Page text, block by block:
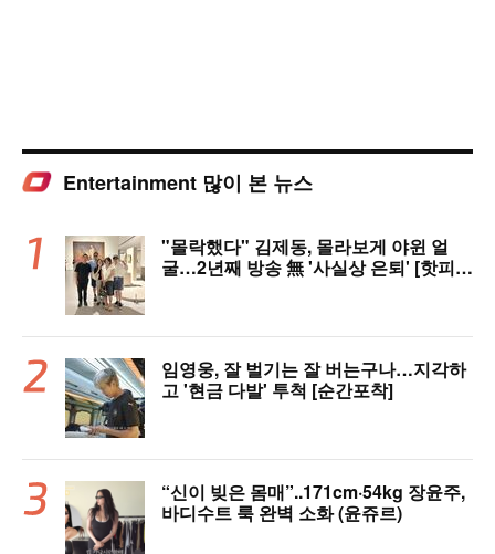
Entertainment 많이 본 뉴스
"몰락했다" 김제동, 몰라보게 야윈 얼
굴…2년째 방송 無 '사실상 은퇴' [핫피
임영웅, 잘 벌기는 잘 버는구나…지각하
고 '현금 다발' 투척 [순간포착]
“신이 빚은 몸매”..171cm·54kg 장윤주,
바디수트 룩 완벽 소화 (윤쥬르)